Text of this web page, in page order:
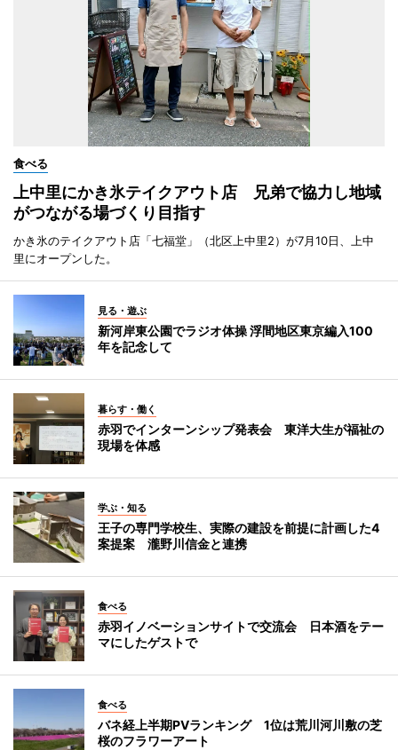
食べる
上中里にかき氷テイクアウト店 兄弟で協力し地域
がつながる場づくり目指す
かき氷のテイクアウト店「七福堂」（北区上中里2）が7月10日、上中
里にオープンした。
見る・遊ぶ
新河岸東公園でラジオ体操 浮間地区東京編入100
年を記念して
暮らす・働く
赤羽でインターンシップ発表会 東洋大生が福祉の
現場を体感
学ぶ・知る
王子の専門学校生、実際の建設を前提に計画した4
案提案 瀧野川信金と連携
食べる
赤羽イノベーションサイトで交流会 日本酒をテー
マにしたゲストで
食べる
バネ経上半期PVランキング 1位は荒川河川敷の芝
桜のフラワーアート